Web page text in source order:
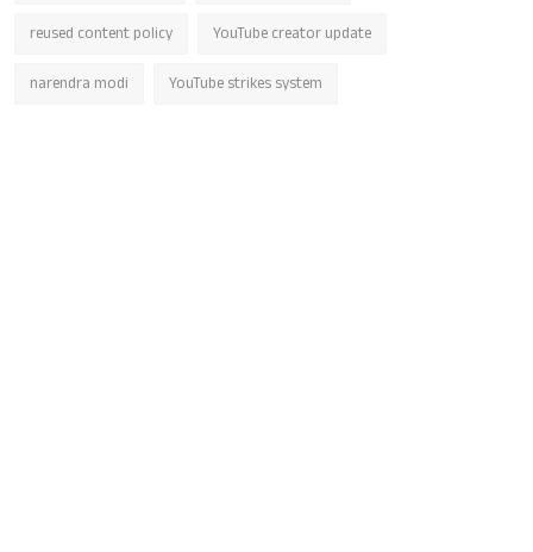
reused content policy YouTube creator update
narendra modi YouTube strikes system